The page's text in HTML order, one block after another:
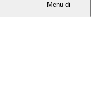
Menu di